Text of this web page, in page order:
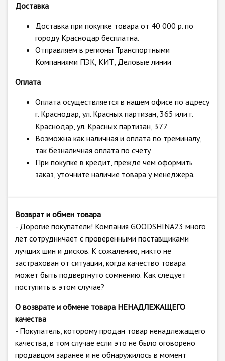
Доставка
Доставка при покупке товара от 40 000 р. по
городу Краснодар бесплатна.
Отправляем в регионы Транспортными
Компаниями ПЭК, КИТ, Деловые линии
Оплата
Оплата осуществляется в нашем офисе по адресу
г. Краснодар, ул. Красных партизан, 365 или г.
Краснодар, ул. Красных партизан, 377
Возможна как наличная и оплата по треминалу,
так безналичная оплата по счёту
При покупке в кредит, прежде чем оформить
заказ, уточните наличие товара у менеджера.
Возврат и обмен товара
- Дорогие покупатели! Компания GOODSHINA23 много
лет сотрудничает с проверенными поставщиками
лучших шин и дисков. К сожалению, никто не
застрахован от ситуации, когда качество товара
может быть подвергнуто сомнению. Как следует
поступить в этом случае?
О возврате и обмене товара НЕНАДЛЕЖАЩЕГО
качества
- Покупатель, которому продан товар ненадлежащего
качества, в том случае если это не было оговорено
продавцом заранее и не обнаружилось в момент